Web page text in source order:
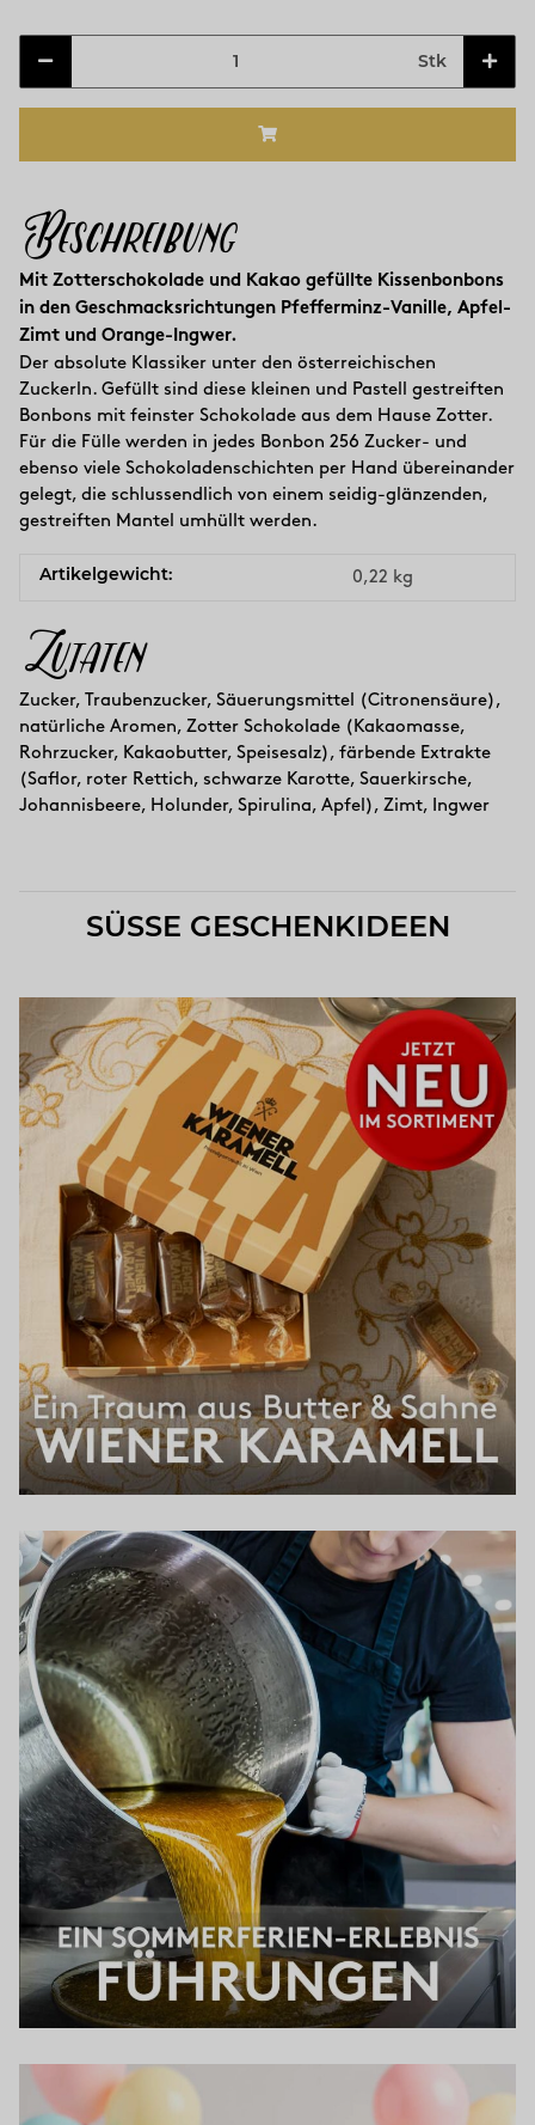
Stk
Beschreibung
Mit Zotterschokolade und Kakao gefüllte Kissenbonbons
in den Geschmacksrichtungen Pfefferminz-Vanille, Apfel-
Zimt und Orange-Ingwer.
Der absolute Klassiker unter den österreichischen
Zuckerln. Gefüllt sind diese kleinen und Pastell gestreiften
Bonbons mit feinster Schokolade aus dem Hause Zotter.
Für die Fülle werden in jedes Bonbon 256 Zucker- und
ebenso viele Schokoladenschichten per Hand übereinander
gelegt, die schlussendlich von einem seidig-glänzenden,
gestreiften Mantel umhüllt werden.
Artikelgewicht: 0,22 kg
Zutaten
Zucker, Traubenzucker, Säuerungsmittel (Citronensäure),
natürliche Aromen, Zotter Schokolade (Kakaomasse,
Rohrzucker, Kakaobutter, Speisesalz), färbende Extrakte
(Saflor, roter Rettich, schwarze Karotte, Sauerkirsche,
Johannisbeere, Holunder, Spirulina, Apfel), Zimt, Ingwer
SÜSSE GESCHENKIDEEN